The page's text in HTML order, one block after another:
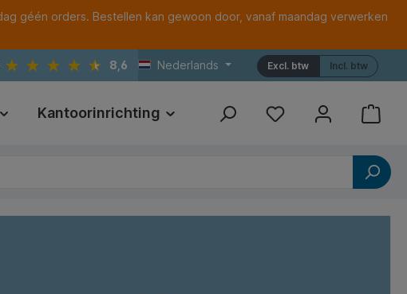
géén orders. Bestellen kan gewoon door, vanaf maandag verwerken
8,6 Nederlands Incl. btw
Excl. btw
Kantoorinrichting Print Referenties